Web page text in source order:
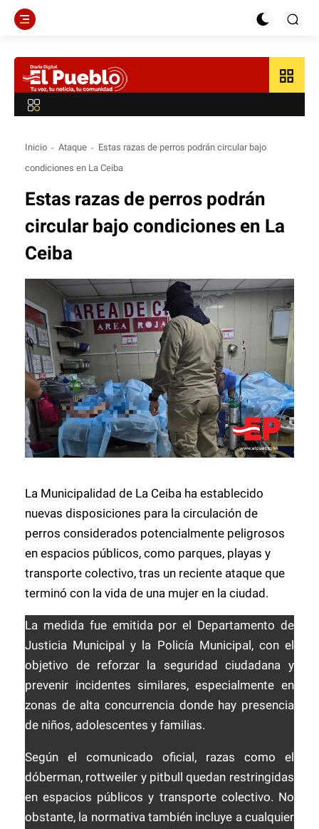
grid_view
Inicio Ataque
Estas razas de perros podrán circular bajo
condiciones en La Ceiba
Estas razas de perros podrán
circular bajo condiciones en La
Ceiba
La Municipalidad de La Ceiba ha establecido
nuevas disposiciones para la circulación de
perros considerados potencialmente peligrosos
en espacios públicos, como parques, playas y
transporte colectivo, tras un reciente ataque que
terminó con la vida de una mujer en la ciudad.
La medida fue emitida por el Departamento de
Justicia Municipal y la Policía Municipal, con el
objetivo de reforzar la seguridad ciudadana y
prevenir incidentes similares, especialmente en
zonas de alta concurrencia donde hay presencia
de niños, adolescentes y familias.
Según el comunicado oficial, razas como el
dóberman, rottweiler y pitbull quedan restringidas
en espacios públicos y transporte colectivo. No
obstante, la normativa también incluye a cualquier